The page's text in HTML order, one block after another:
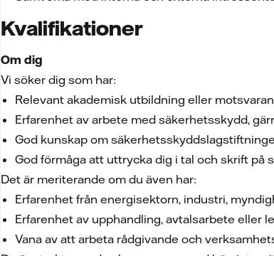
Kvalifikationer
Om dig
Vi söker dig som har:
Relevant akademisk utbildning eller
Erfarenhet av arbete med säkerhetsskydd,
God kunskap om
God förmåga att uttrycka dig i tal och skrift på
Det är meriterande om du även har:
Erfarenhet från energisektorn, industri,
Erfarenhet av upphandling, avtalsarbete eller
Vana av att arbeta rådgivande och